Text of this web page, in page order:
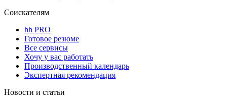
Соискателям
hh PRO
Готовое резюме
Все сервисы
Хочу у вас работать
Производственный календарь
Экспертная рекомендация
Новости и статьи